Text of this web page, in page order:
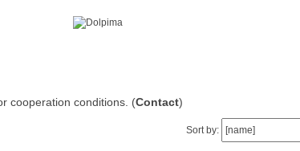
cooperation conditions. (Contact)
Sort by: